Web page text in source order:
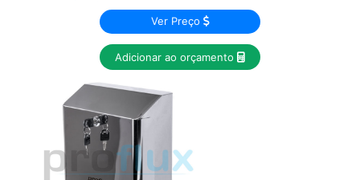
Ver Preço
Adicionar ao orçamento